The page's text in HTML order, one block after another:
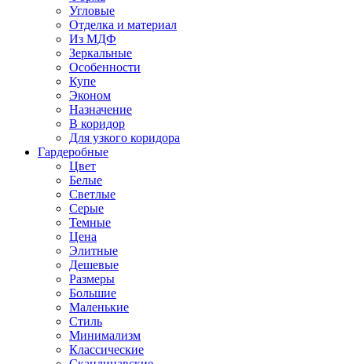
Угловые
Отделка и материал
Из МДФ
Зеркальные
Особенности
Купе
Эконом
Назначение
В коридор
Для узкого коридора
Гардеробные
Цвет
Белые
Светлые
Серые
Темные
Цена
Элитные
Дешевые
Размеры
Большие
Маленькие
Стиль
Минимализм
Классические